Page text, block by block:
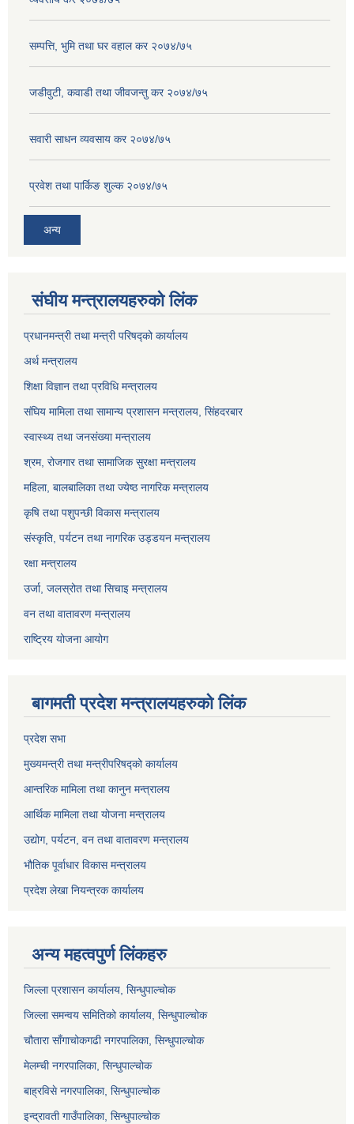
सम्पत्ति, भुमि तथा घर वहाल कर २०७४/७५
जडीवुटी, कवाडी तथा जीवजन्तु कर २०७४/७५
सवारी साधन व्यवसाय कर २०७४/७५
प्रवेश तथा पार्किङ शुल्क २०७४/७५
अन्य
संघीय मन्त्रालयहरुको लिंक
प्रधानमन्त्री तथा मन्त्री परिषद्को कार्यालय
अर्थ मन्त्रालय
शिक्षा विज्ञान तथा प्रविधि मन्त्रालय
संघिय मामिला तथा सामान्य प्रशासन मन्त्रालय, सिंहदरबार
स्वास्थ्य तथा जनसंख्या मन्त्रालय
श्रम, रोजगार तथा सामाजिक सुरक्षा मन्त्रालय
महिला, बालबालिका तथा ज्येष्ठ नागरिक मन्त्रालय
कृषि तथा पशुपन्छी विकास मन्त्रालय
संस्कृति, पर्यटन तथा नागरिक उड्डयन मन्त्रालय
रक्षा मन्त्रालय
उर्जा, जलस्रोत तथा सिचाइ मन्त्रालय
वन तथा वातावरण मन्त्रालय
राष्ट्रिय योजना आयोग
बागमती प्रदेश मन्त्रालयहरुको लिंक
प्रदेश सभा
मुख्यमन्त्री तथा मन्त्रीपरिषद्को कार्यालय
आन्तरिक मामिला तथा कानुन मन्त्रालय
आर्थिक मामिला तथा योजना मन्त्रालय
उद्योग, पर्यटन, वन तथा वातावरण मन्त्रालय
भौतिक पूर्वाधार विकास मन्त्रालय
प्रदेश लेखा नियन्त्रक कार्यालय
अन्य महत्वपुर्ण लिंकहरु
जिल्ला प्रशासन कार्यालय, सिन्धुपाल्चोक
जिल्ला समन्वय समितिको कार्यालय, सिन्धुपाल्चोक
चौतारा साँगाचोकगढी नगरपालिका, सिन्धुपाल्चोक
मेलम्ची नगरपालिका, सिन्धुपाल्चोक
बाह्रविसे नगरपालिका, सिन्धुपाल्चोक
इन्द्रावती गाउँपालिका, सिन्धुपाल्चोक